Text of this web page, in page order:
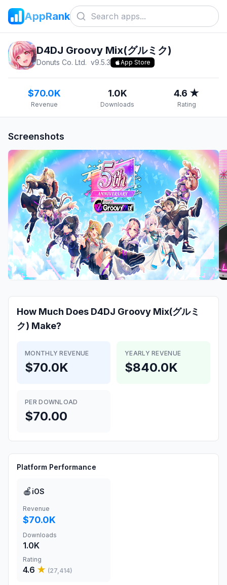
AppRank
D4DJ Groovy Mix(グルミク)
Donuts Co. Ltd. v9.5.3 App Store
$70.0K
Revenue
1.0K
Downloads
4.6 ★
Rating
Screenshots
How Much Does D4DJ Groovy Mix(グルミ
ク) Make?
MONTHLY REVENUE
$70.0K
YEARLY REVENUE
$840.0K
PER DOWNLOAD
$70.00
Platform Performance
🍎 iOS
Revenue
$70.0K
Downloads
1.0K
Rating
4.6 ★ (27,414)